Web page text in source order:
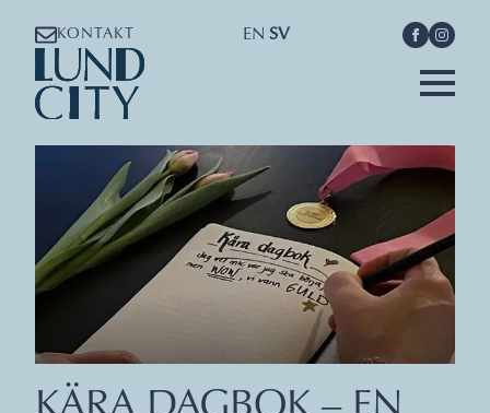
KONTAKT EN SV